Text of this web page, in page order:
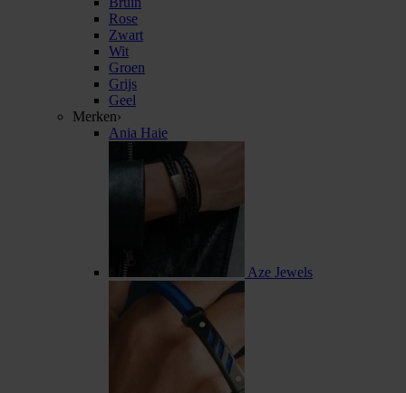
Rose
Zwart
Wit
Groen
Grijs
Geel
Merken›
Ania Haie
Aze Jewels